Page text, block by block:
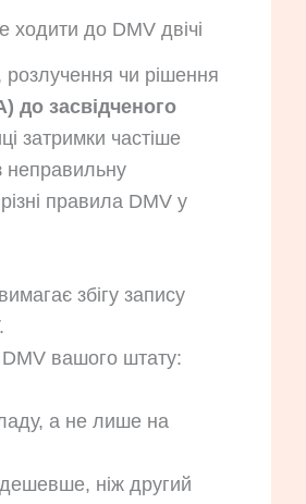
ходити до DMV двічі
чи рішення
до засвідченого
затримки частіше
неправильну
правила DMV у
збігу запису
вашого штату:
а не лише на
ніж другий